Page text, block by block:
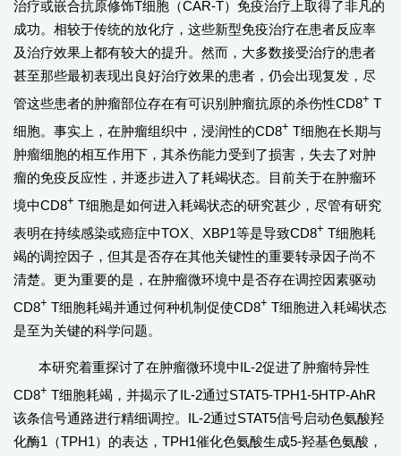
治疗或嵌合抗原修饰T细胞（CAR-T）免疫治疗上取得了非凡的
成功。相较于传统的放化疗，这些新型免疫治疗在患者反应率
及治疗效果上都有较大的提升。然而，大多数接受治疗的患者
甚至那些最初表现出良好治疗效果的患者，仍会出现复发，尽
管这些患者的肿瘤部位存在有可识别肿瘤抗原的杀伤性CD8+ T
细胞。事实上，在肿瘤组织中，浸润性的CD8+ T细胞在长期与
肿瘤细胞的相互作用下，其杀伤能力受到了损害，失去了对肿
瘤的免疫反应性，并逐步进入了耗竭状态。目前关于在肿瘤环
境中CD8+ T细胞是如何进入耗竭状态的研究甚少，尽管有研究
表明在持续感染或癌症中TOX、XBP1等是导致CD8+ T细胞耗
竭的调控因子，但其是否存在其他关键性的重要转录因子尚不
清楚。更为重要的是，在肿瘤微环境中是否存在调控因素驱动
CD8+ T细胞耗竭并通过何种机制促使CD8+ T细胞进入耗竭状态
是至为关键的科学问题。
本研究着重探讨了在肿瘤微环境中IL-2促进了肿瘤特异性
CD8+ T细胞耗竭，并揭示了IL-2通过STAT5-TPH1-5HTP-AhR
该条信号通路进行精细调控。IL-2通过STAT5信号启动色氨酸羟
化酶1（TPH1）的表达，TPH1催化色氨酸生成5-羟基色氨酸，